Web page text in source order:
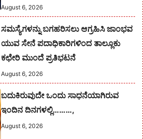
August 6, 2026
ಸಮಸ್ಯೆಗಳನ್ನು ಬಗಹರಿಸಲು ಆಗ್ರಹಿಸಿ ಜಾಂಭವ
ಯುವ ಸೇನೆ ಪದಾಧಿಕಾರಿಗಳಿಂದ ತಾಲ್ಲೂಕು
ಕಛೇರಿ ಮುಂದೆ ಪ್ರತಿಭಟನೆ
August 6, 2026
ಬದುಕಿರುವುದೇ ಒಂದು ಸಾಧನೆಯಾಗಿರುವ
ಇಂದಿನ ದಿನಗಳಲ್ಲಿ………,
August 6, 2026